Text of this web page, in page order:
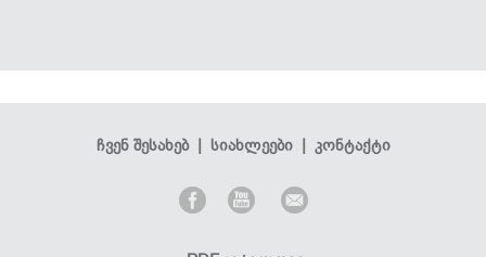
ჩვენ შესახებ| სიახლეები| კონტაქტი